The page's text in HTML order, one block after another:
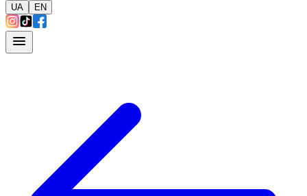
UA EN